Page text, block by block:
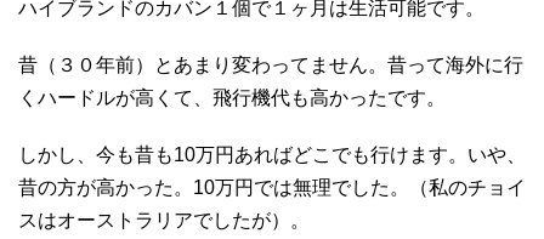
ハイブランドのカバン１個で１ヶ月は生活可能です。
昔（３０年前）とあまり変わってません。昔って海外に行
くハードルが高くて、飛行機代も高かったです。
しかし、今も昔も10万円あればどこでも行けます。いや、
昔の方が高かった。10万円では無理でした。（私のチョイ
スはオーストラリアでしたが）。